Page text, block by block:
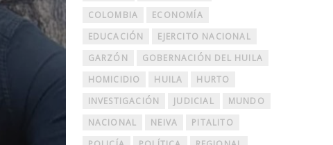
COLOMBIA
ECONOMÍA
EDUCACIÓN
EJERCITO NACIONAL
GARZÓN
GOBERNACIÓN DEL HUILA
HOMICIDIO
HUILA
HURTO
INVESTIGACIÓN
JUDICIAL
MUNDO
NACIONAL
NEIVA
PITALITO